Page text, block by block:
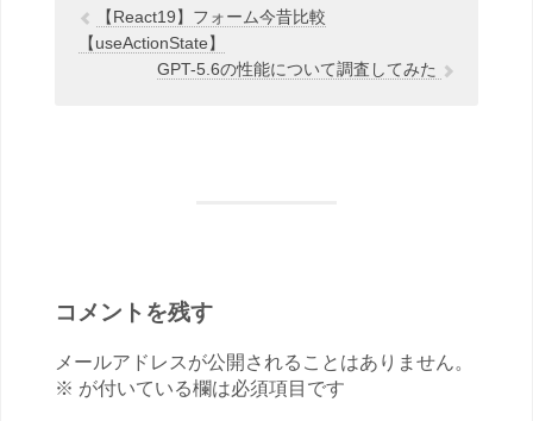
【React19】フォーム今昔比較
【useActionState】
GPT-5.6の性能について調査してみた
コメントを残す
メールアドレスが公開されることはありません。
※ が付いている欄は必須項目です